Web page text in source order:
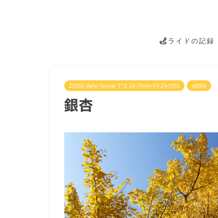
ライドの記録
ZEISS Vario-Tessar T* E 16-70mm F4 ZA OSS α6000
銀杏